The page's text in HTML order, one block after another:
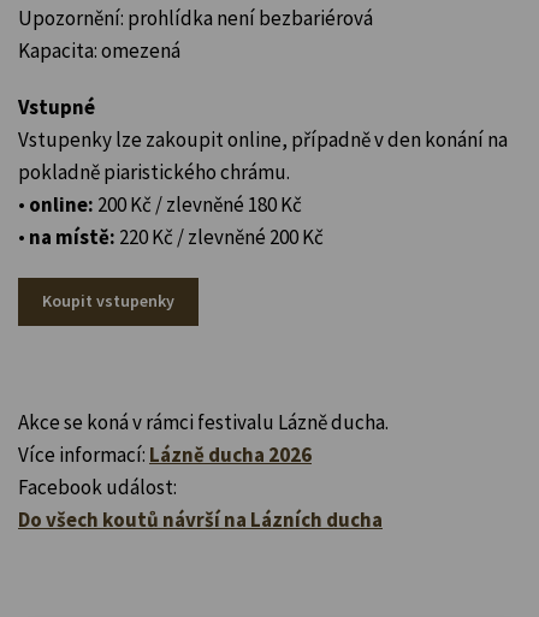
Upozornění: prohlídka není bezbariérová
Kapacita: omezená
Vstupné
Vstupenky lze zakoupit online, případně v den konání na
pokladně piaristického chrámu.
• online: 200 Kč / zlevněné 180 Kč
• na místě: 220 Kč / zlevněné 200 Kč
Koupit vstupenky
Akce se koná v rámci festivalu Lázně ducha.
Více informací: Lázně ducha 2026
Facebook událost:
Do všech koutů návrší na Lázních ducha